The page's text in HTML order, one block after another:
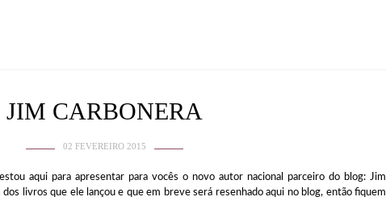
JIM CARBONERA
02 FEVEREIRO 2015
para apresentar para vocês o novo autor nacional parceiro do blog: Jim
livros que ele lançou e que em breve será resenhado aqui no blog, então fiquem